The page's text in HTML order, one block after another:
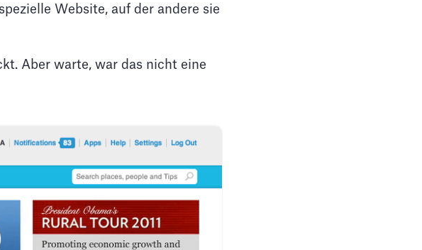
Website, auf der andere sie
Aber warte, war das nicht eine